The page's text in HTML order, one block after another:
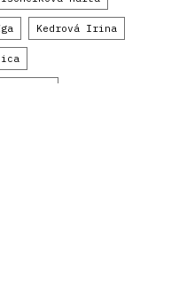
Kedrová Irina